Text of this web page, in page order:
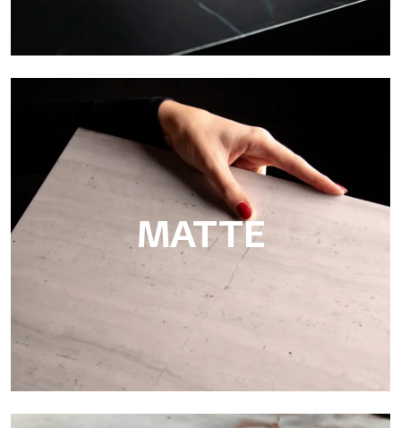
Super Glossy
Ultralight Super Glossy è una finitura lucida a effetto specchio
che riproduce con maestria l’eleganza della levigatura di marmi
MATTE